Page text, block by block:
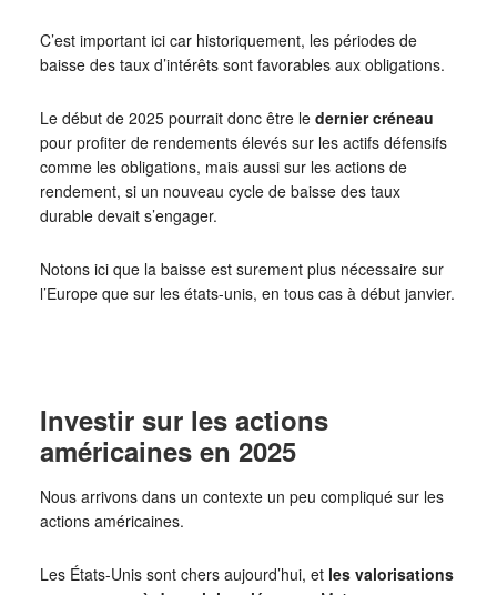
C’est important ici car historiquement, les périodes de
baisse des taux d’intérêts sont favorables aux obligations.
Le début de 2025 pourrait donc être le dernier créneau
pour profiter de rendements élevés sur les actifs défensifs
comme les obligations, mais aussi sur les actions de
rendement, si un nouveau cycle de baisse des taux
durable devait s’engager.
Notons ici que la baisse est surement plus nécessaire sur
l’Europe que sur les états-unis, en tous cas à début janvier.
Investir sur les actions
américaines en 2025
Nous arrivons dans un contexte un peu compliqué sur les
actions américaines.
Les États-Unis sont chers aujourd’hui, et les valorisations